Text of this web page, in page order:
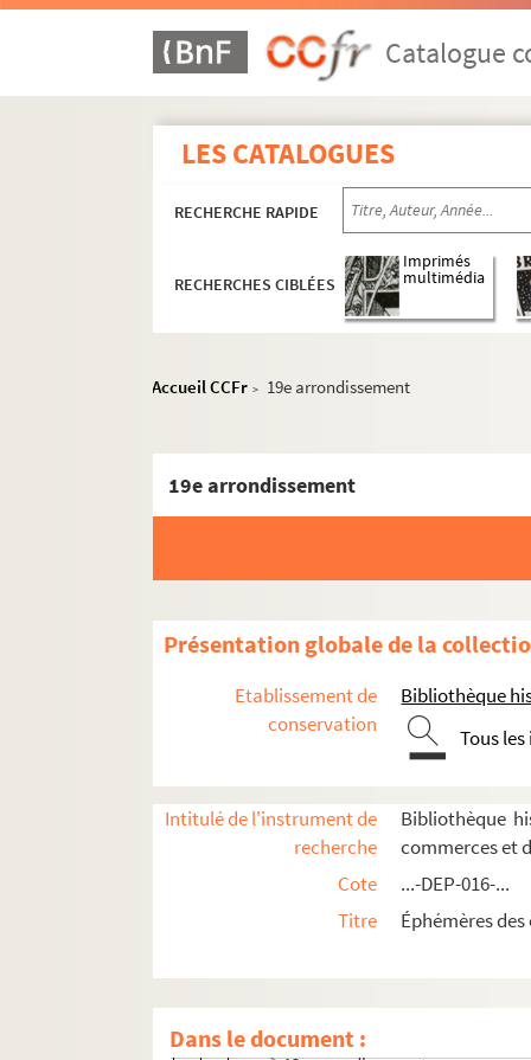
Catalogue
LES CATALOGUES
RECHERCHE RAPIDE
RECHERCHES CIBLÉES
Imprimés
multimédia
Accueil CCFr > 19e arrondissement
19e arrondissement
Présentation globale de la
Etablissement de
conservation
Bibliothèque
Tous
Intitulé de l'instrument de
recherche
Bibliothèque
commerces et
Cote
...-DEP-016-...
Titre
Éphémères
Dans le document :
Mercerie
Vêtements
Chaussures
Paris
2e arrondissement
3e arrondissement
4e arrondissement
6e arrondissement
7e arrondissement
8e arrondissement
9e arrondissement
12e arrondissement